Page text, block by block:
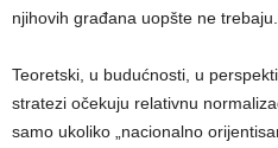
njihovih građana uopšte ne trebaju.
Teoretski, u budućnosti, u
stratezi očekuju relativnu
samo ukoliko „nacionalno